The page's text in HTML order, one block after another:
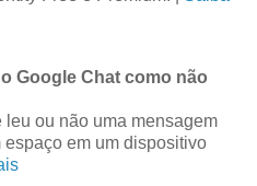
Google Chat como não
ou não uma mensagem
em um dispositivo